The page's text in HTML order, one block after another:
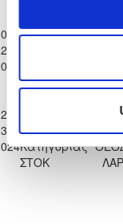
Πρωτάθλημα
ΣΤΟΚ
Επίλεκτης
Κατηγορίας
ΣΤΟΚ